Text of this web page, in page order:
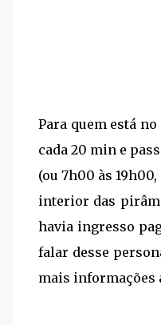
Para quem está
cada 20 min e
(ou 7h00 às
interior das
havia ingresso
falar desse
mais informações